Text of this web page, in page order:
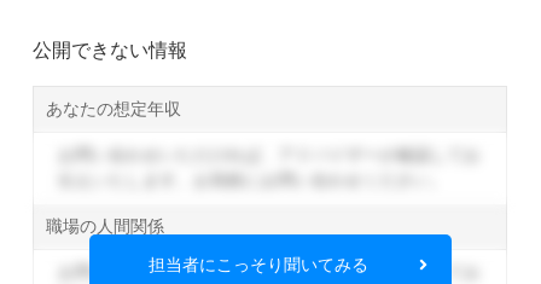
公開できない情報
あなたの想定年収
職場の人間関係
お問い合わせいただければ、アドバイザーが確認してお
担当者にこっそり聞いてみる